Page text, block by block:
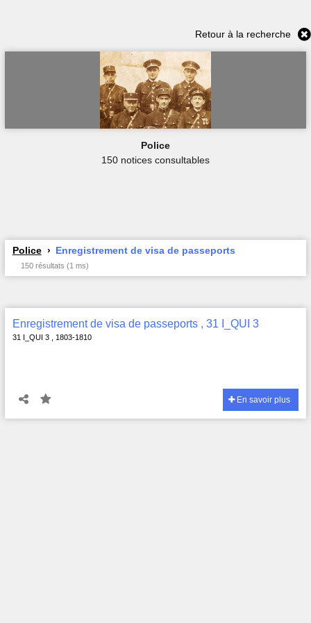
Retour à la recherche
Police
150 notices consultables
Police Enregistrement de visa de passeports
150 résultats (1 ms)
Enregistrement de visa de passeports , 31 I_QUI 3
31 I_QUI 3 , 1803-1810
En savoir plus